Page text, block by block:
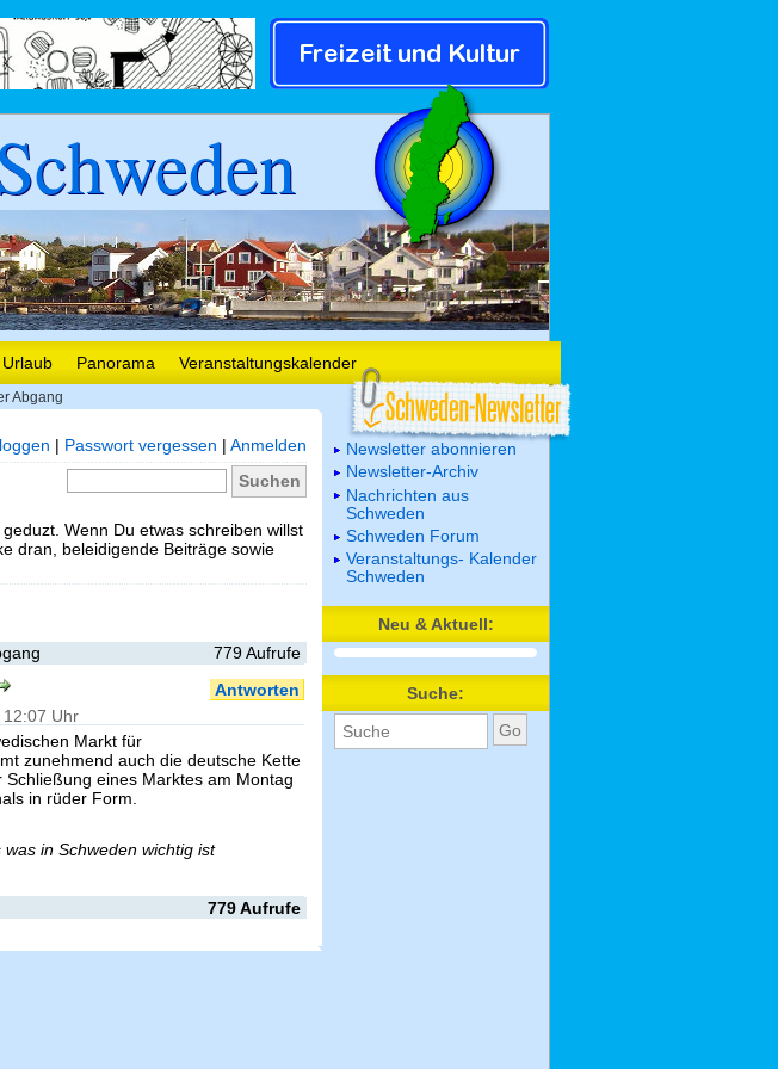
Panorama Veranstaltungskalender
Abgang
| Passwort vergessen | Anmelden
Wenn Du etwas schreiben willst
dran, beleidigende Beiträge sowie
779 Aufrufe
Antworten
Uhr
Markt für
zunehmend auch die deutsche Kette
eines Marktes am Montag
in rüder Form.
in Schweden wichtig ist
779 Aufrufe
Newsletter abonnieren
Newsletter-Archiv
Nachrichten aus
Schweden
Schweden Forum
Veranstaltungs- Kalender
Schweden
Neu & Aktuell:
Suche: